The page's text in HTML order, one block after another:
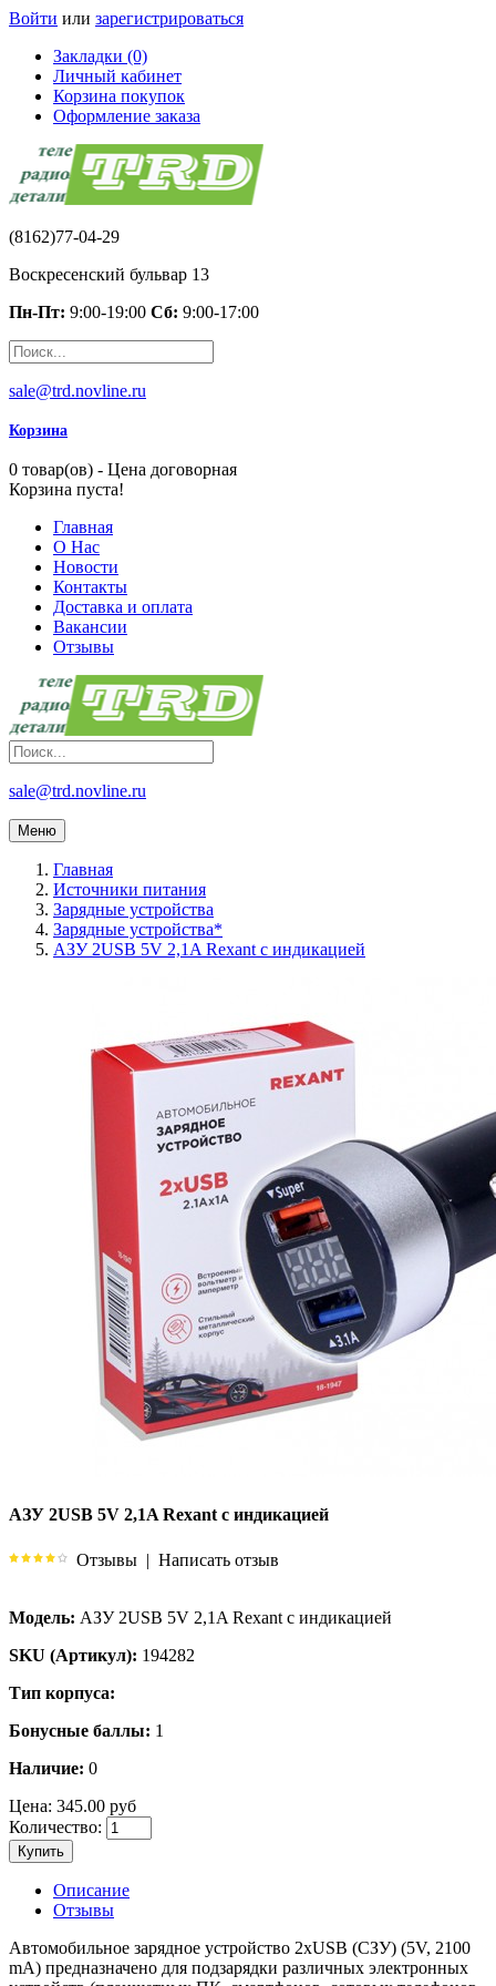
Войти или зарегистрироваться
Закладки (0)
Личный кабинет
Корзина покупок
Оформление заказа
(8162)77-04-29
Воскресенский бульвар 13
Пн-Пт: 9:00-19:00 Сб: 9:00-17:00
sale@trd.novline.ru
Корзина
0 товар(ов) - Цена договорная
Корзина пуста!
Главная
О Нас
Новости
Контакты
Доставка и оплата
Вакансии
Отзывы
sale@trd.novline.ru
Меню
Главная
Источники питания
Зарядные устройства
Зарядные устройства*
АЗУ 2USB 5V 2,1A Rexant с индикацией
АЗУ 2USB 5V 2,1A Rexant с индикацией
Отзывы | Написать отзыв
Модель: АЗУ 2USB 5V 2,1A Rexant с индикацией
SKU (Артикул): 194282
Тип корпуса:
Бонусные баллы: 1
Наличие: 0
Цена: 345.00 руб
Количество:
Купить
Описание
Отзывы
Автомобильное зарядное устройство 2хUSB (СЗУ) (5V, 2100
mA) предназначено для подзарядки различных электронных